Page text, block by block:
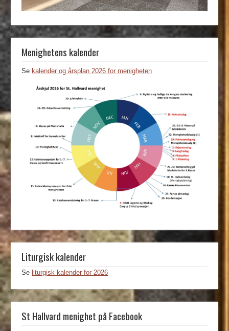
Menighetens kalender
Se kalender og årsplan 2026 for menigheten
Liturgisk kalender
Se liturgisk kalender for 2026
St Hallvard menighet på Facebook